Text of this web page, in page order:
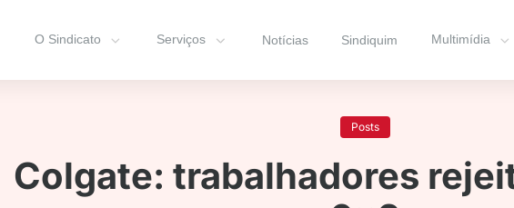
O Sindicato Serviços Notícias Sindiquim Multimídia
Posts
Colgate: trabalhadores